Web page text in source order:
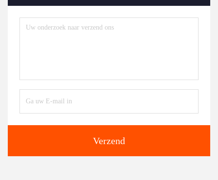
Verzend